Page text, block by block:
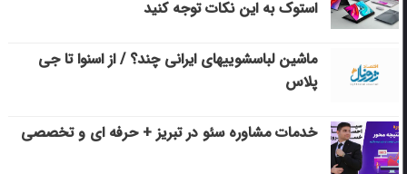
استوک به این نکات توجه کنید
ماشین لباسشویی‎های ایرانی چند؟ / از اسنوا تا جی
پلاس
خدمات مشاوره سئو در تبریز + حرفه ای و تخصصی